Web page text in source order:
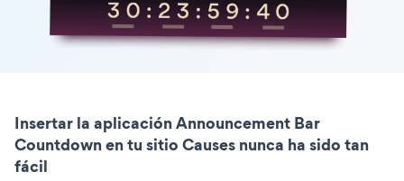
Insertar la aplicación Announcement Bar
Countdown en tu sitio Causes nunca ha sido tan
fácil